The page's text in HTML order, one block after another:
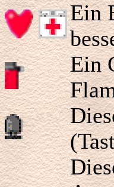
Ein
Ein